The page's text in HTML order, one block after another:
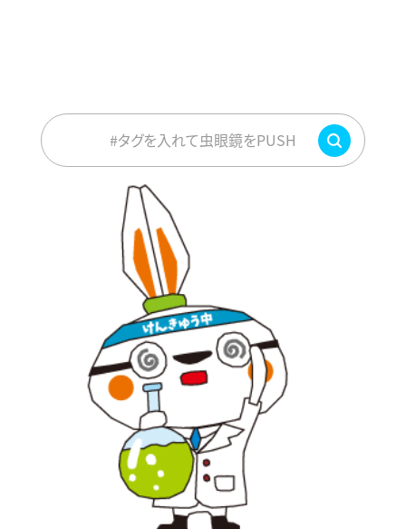
#タグを入れて虫眼鏡をPUSH